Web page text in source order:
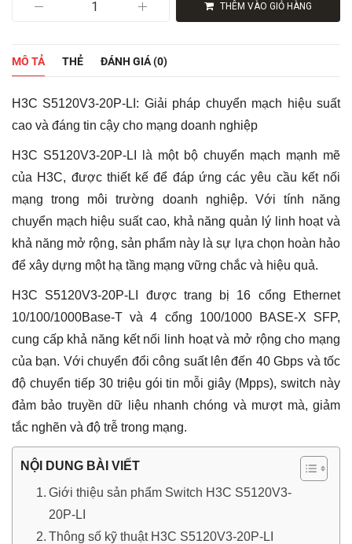
H3C
LI
Chính
Việt
Nam
|
Cổng
4
Cổng
SFP
số
lượng
THÊM VÀO GIỎ HÀNG
MÔ TẢ THẺ ĐÁNH GIÁ (0)
H3C S5120V3-20P-LI: Giải pháp chuyển mạch hiệu suất
cao và đáng tin cậy cho mạng doanh nghiệp
H3C S5120V3-20P-LI là một bộ chuyển mạch mạnh mẽ
của H3C, được thiết kế để đáp ứng các yêu cầu kết nối
mạng trong môi trường doanh nghiệp. Với tính năng
chuyển mạch hiệu suất cao, khả năng quản lý linh hoạt và
khả năng mở rộng, sản phẩm này là sự lựa chọn hoàn hảo
để xây dựng một hạ tầng mạng vững chắc và hiệu quả.
H3C S5120V3-20P-LI được trang bị 16 cổng Ethernet
10/100/1000Base-T và 4 cổng 100/1000 BASE-X SFP,
cung cấp khả năng kết nối linh hoạt và mở rộng cho mạng
của bạn. Với chuyển đổi công suất lên đến 40 Gbps và tốc
độ chuyển tiếp 30 triệu gói tin mỗi giây (Mpps), switch này
đảm bảo truyền dữ liệu nhanh chóng và mượt mà, giảm
tắc nghẽn và độ trễ trong mạng.
NỘI DUNG BÀI VIẾT
Giới thiệu sản phẩm Switch H3C S5120V3-
20P-LI
Thông số kỹ thuật H3C S5120V3-20P-LI